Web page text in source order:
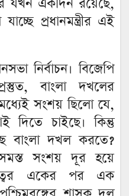
যখন একদিন রয়েছে,
প্রধানমন্ত্রীর এই
নির্বাচন। বিজেপি
বাংলা দখলের
সংশয় ছিলো যে,
দিতে চাইছে। কিন্তু
বাংলা দখল করতে?
সংশয় দূর হয়ে
একের পর এক